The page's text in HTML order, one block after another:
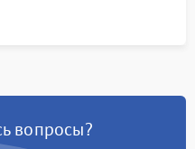
вопросы?